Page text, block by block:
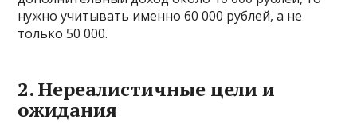
нужно учитывать именно 60 000 рублей, а не
только 50 000.
2. Нереалистичные цели и
ожидания